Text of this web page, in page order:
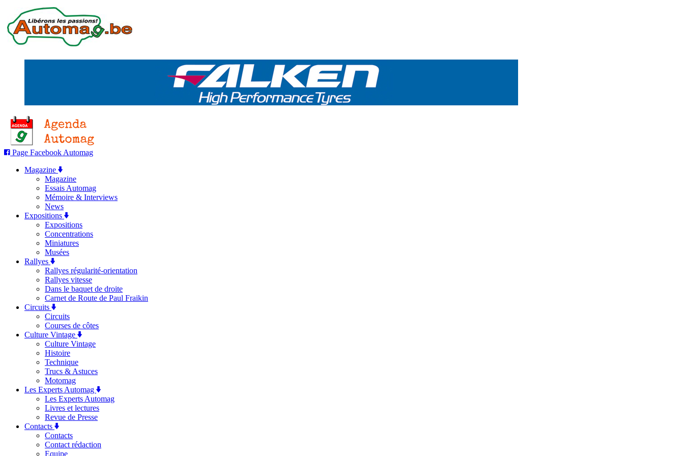
Page Facebook Automag
Magazine
Magazine
Essais Automag
Mémoire & Interviews
News
Expositions
Expositions
Concentrations
Miniatures
Musées
Rallyes
Rallyes régularité-orientation
Rallyes vitesse
Dans le baquet de droite
Carnet de Route de Paul Fraikin
Circuits
Circuits
Courses de côtes
Culture Vintage
Culture Vintage
Histoire
Technique
Trucs & Astuces
Motomag
Les Experts Automag
Les Experts Automag
Livres et lectures
Revue de Presse
Contacts
Contacts
Contact rédaction
Equipe